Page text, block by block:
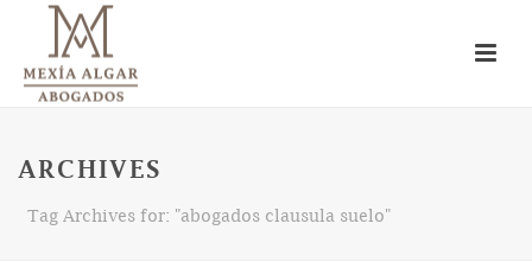
ARCHIVES
Tag Archives for: "abogados clausula suelo"